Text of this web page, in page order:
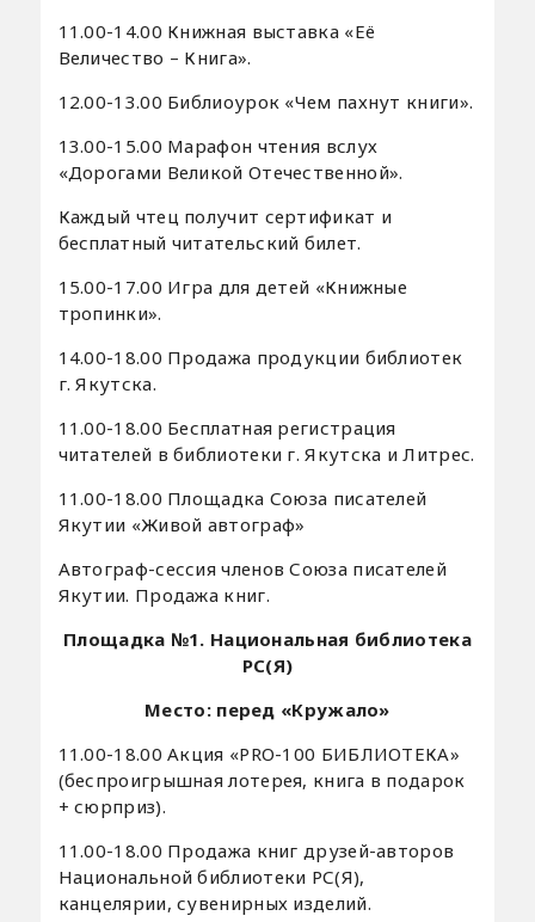
11.00-14.00 Книжная выставка «Её
Величество – Книга».
12.00-13.00 Библиоурок «Чем пахнут книги».
13.00-15.00 Марафон чтения вслух
«Дорогами Великой Отечественной».
Каждый чтец получит сертификат и
бесплатный читательский билет.
15.00-17.00 Игра для детей «Книжные
тропинки».
14.00-18.00 Продажа продукции библиотек
г. Якутска.
11.00-18.00 Бесплатная регистрация
читателей в библиотеки г. Якутска и Литрес.
11.00-18.00 Площадка Союза писателей
Якутии «Живой автограф»
Автограф-сессия членов Союза писателей
Якутии. Продажа книг.
Площадка №1. Национальная библиотека
РС(Я)
Место: перед «Кружало»
11.00-18.00 Акция «PRO-100 БИБЛИОТЕКА»
(беспроигрышная лотерея, книга в подарок
+ сюрприз).
11.00-18.00 Продажа книг друзей-авторов
Национальной библиотеки РС(Я),
канцелярии, сувенирных изделий.